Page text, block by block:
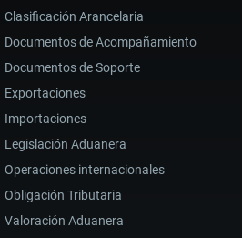
Clasificación Arancelaria
Documentos de Acompañamiento
Documentos de Soporte
Exportaciones
Importaciones
Legislación Aduanera
Operaciones internacionales
Obligación Tributaria
Valoración Aduanera